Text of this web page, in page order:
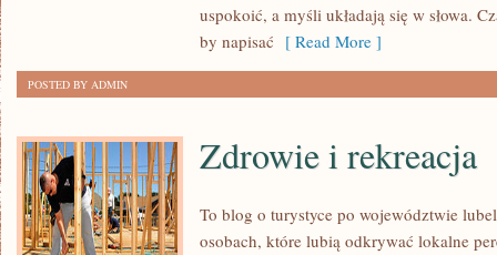
uspokoić, a myśli układają się w słowa.
by napisać [ Read More ]
POSTED BY ADMIN
Zdrowie i rekreacja
To blog o turystyce po województwie
osobach, które lubią odkrywać lokalne